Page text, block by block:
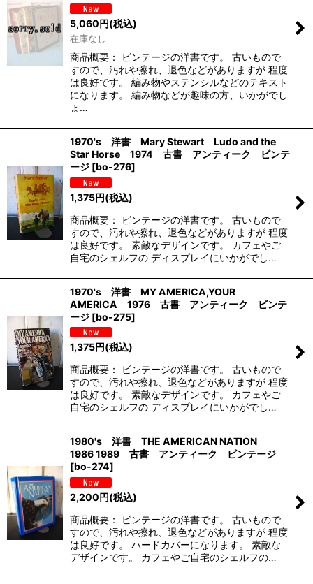
5,060円(税込)
在庫なし
商品概要： ビンテージの洋書です。 古いもので
すので、汚れや擦れ、退色などがありますが 程度
は良好です。 編み物やステンシルなどのテキスト
になります。 編み物などが趣味の方、いかがでし
ょ…
1970's 洋書 Mary Stewart Ludo and the
Star Horse 1974 古書 アンティーク ビンテ
ージ [bo-276]
1,375円(税込)
商品概要： ビンテージの洋書です。 古いもので
すので、汚れや擦れ、退色などがありますが 程度
は良好です。 素敵なデザインです。 カフェやご
自宅のシェルフの ディスプレイにいかがでし…
1970's 洋書 MY AMERICA,YOUR
AMERICA 1976 古書 アンティーク ビンテ
ージ [bo-275]
1,375円(税込)
商品概要： ビンテージの洋書です。 古いもので
すので、汚れや擦れ、退色などがありますが 程度
は良好です。 素敵なデザインです。 カフェやご
自宅のシェルフの ディスプレイにいかがでし…
1980's 洋書 THE AMERICAN NATION
1986 1989 古書 アンティーク ビンテージ
[bo-274]
2,200円(税込)
商品概要： ビンテージの洋書です。 古いもので
すので、汚れや擦れ、退色などがありますが 程度
は良好です。 ハードカバーになります。 素敵な
デザインです。 カフェやご自宅のシェルフの…